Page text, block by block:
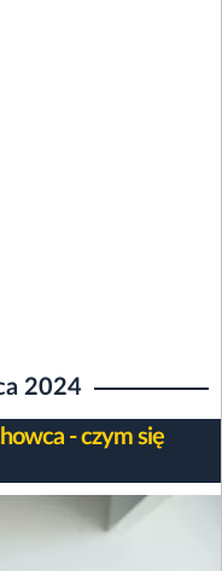
2024
- czym się